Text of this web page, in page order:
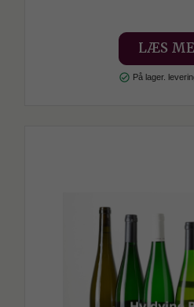
LÆS
check_circle På lager.